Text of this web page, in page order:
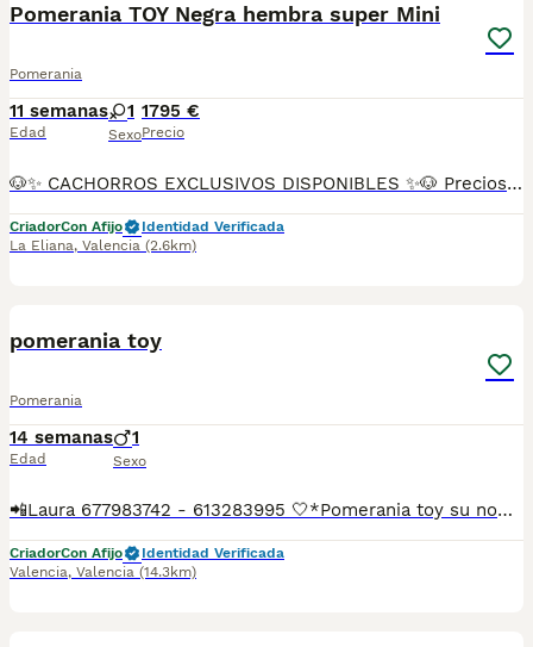
Pomerania TOY Negra hembra super Mini
Pomerania
11 semanas
Edad
1
Sexo
1795 €
Precio
🐶✨ CACHORROS EXCLUSIVOS DISPONIBLES ✨🐶 Preciosos cachorros criados en ambiente familiar, rodeados de amor y cuidados desde el primer día ❤️ Totalmente socializados, cariñosos y acostumbrados al contacto con personas. 📦 Se entregan con todas las garantías: ✔️ Cartilla sanitaria ✔️ Vacunación al día 💉 ✔️ Desparasitación completa ✅ ✔️ Garantía vírica 😷 ✔️ Garantía congénita 👌 ✔️ Contrato de entrega ✍️ 📸 Síguenos en Instagram: @fincapaunais para ver fotos y vídeos reales ⚠️ Disponibilidad limitada ⚠️ Se reservan rápido. 📲 Contacto directo por WhatsApp: 671 454 202 Solo personas responsables
CriadorCon Afijo
Identidad Verificada
La Eliana, Valencia (2.6km)
pomerania toy
Pomerania
14 semanas
Edad
1
Sexo
📲Laura 677983742 - 613283995 🤍*Pomerania toy su nombre es Toro*🤍 ¿Buscas un nuevo compañero para tu hogar? ❤️ Tenemos preciosos cachorros listos para encontrar una familia responsable. ✅ Vacunados ✅ Desparasitados ✅ Cartilla sanitaria ✅ Garantías incluidas ✅ Máxima atención y cuidado Se hacen envíos a toda España: Andalucía: Almería, Cádiz, Córdoba, Granada, Huelva, Jaén, Málaga, Sevilla.Aragón: Huesca, Teruel, Zaragoza.Asturias: Oviedo.Baleares: Palma.Canarias: Las Palmas de Gran Canaria, Santa Cruz de Tenerife.Cantabria: Santander.Castilla-La Mancha: Albacete, Ciudad Real, Cuenca, Guadalajara, Toledo.Castilla y León: Ávila, Burgos, León, Palencia, Salamanca, Segovia, Soria, Valladolid, Zamora.Cataluña: Barcelona, Gerona (Girona), Lérida (Lleida), Tarragona.Comunidad Valenciana: Alicante, Castellón de la Plana, Valencia.Extremadura: Badajoz, Cáceres.Galicia: La Coruña (A Coruña), Lugo, Orense (Ourense), Pontevedra.La Rioja: Logroño.Madrid: Madrid.Murcia: Murcia.Navarra: Pamplona.País Vasco: Bilbao (Vizcaya), San Sebastián (Guipúzcoa), Vitoria (Álava). 🐾 Cachorros sanos, sociables y criados con mucho cariño. 📲 ¡Pregunta sin compromiso por disponibilidad, fotos y precios por mensaje privado!
CriadorCon Afijo
Identidad Verificada
Valencia, Valencia (14.3km)